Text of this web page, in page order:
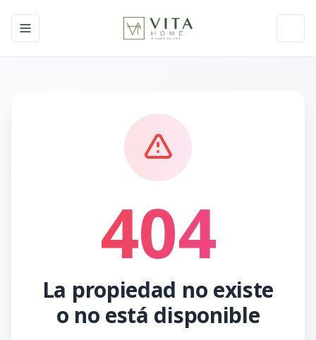
Toggle navigation menu
404
La propiedad no existe
o no está disponible